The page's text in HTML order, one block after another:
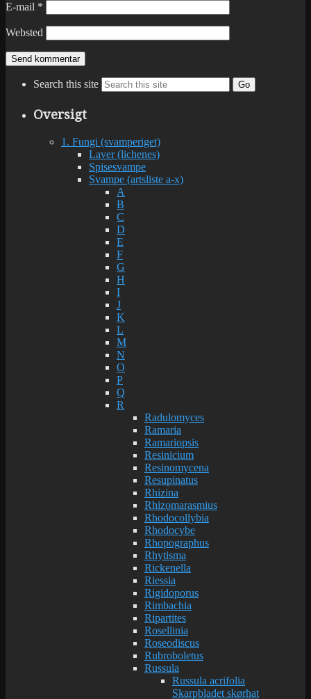
E-mail *
Websted
Search this site Go
Oversigt
1. Fungi (svamperiget)
Laver (lichenes)
Spisesvampe
Svampe (artsliste a-x)
A
B
C
D
E
F
G
H
I
J
K
L
M
N
O
P
Q
R
Radulomyces
Ramaria
Ramariopsis
Resinicium
Resinomycena
Resupinatus
Rhizina
Rhizomarasmius
Rhodocollybia
Rhodocybe
Rhopographus
Rhytisma
Rickenella
Riessia
Rigidoporus
Rimbachia
Ripartites
Rosellinia
Roseodiscus
Rubroboletus
Russula
Russula acrifolia
Skarpbladet skørhat